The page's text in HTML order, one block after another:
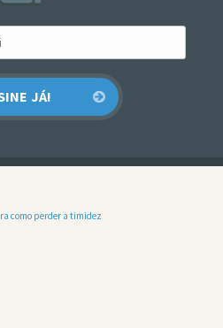
como perder a timidez